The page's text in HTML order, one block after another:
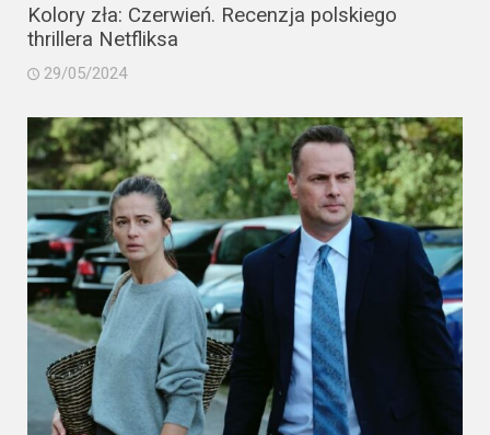
Kolory zła: Czerwień. Recenzja polskiego
thrillera Netfliksa
29/05/2024